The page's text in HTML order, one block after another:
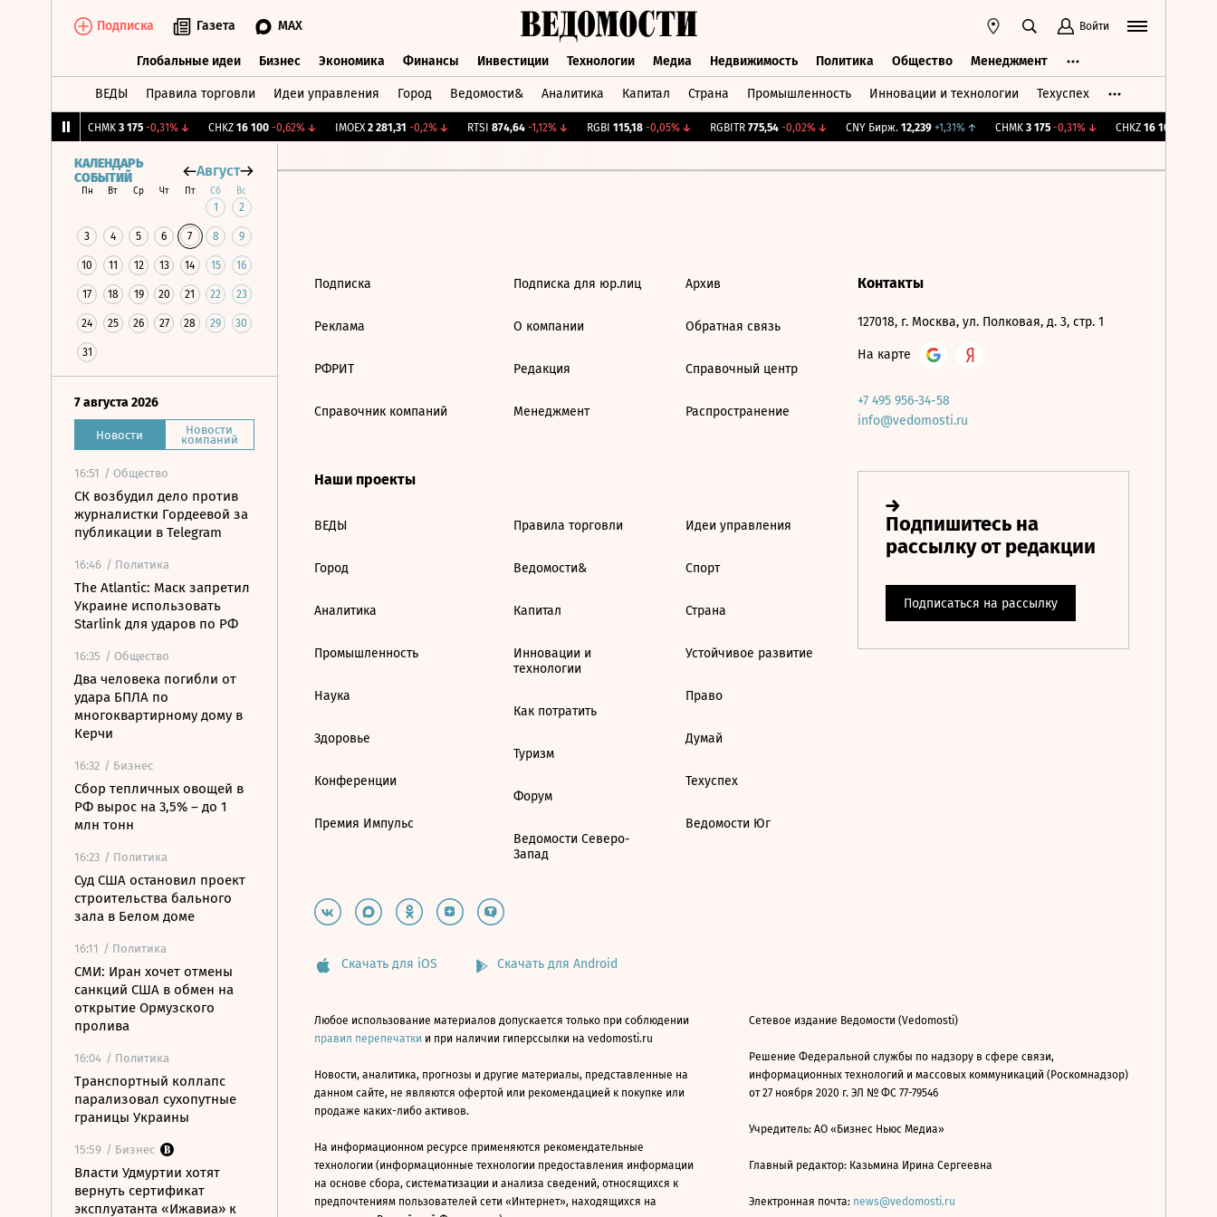
Подписка Газета MAX Войти
Глобальные идеи Бизнес Экономика Финансы Инвестиции Технологии Медиа Недвижимость Политика Общество Менеджмент
ВЕДЫ Правила торговли Идеи управления Город Ведомости& Аналитика Капитал Страна Промышленность Инновации и технологии Техуспех
CHMK 3 175 -0,31%↓ CHKZ 16 100 -0,62%↓ IMOEX 2 281,31 -0,2%↓ RTSI 874,64 -1,12%↓ RGBI 115,18 -0,05%↓ RGBITR 775,54 -0,02%↓ CNY Бирж. 12,239 +1,31%↑ CHMK 3 175 -0,31%↓ CHKZ 16 100
КАЛЕНДАРЬ
СОБЫТИЙ
Август
Пн Вт Ср Чт Пт Сб Вс
1 2
3 4 5 6 7 8 9
10 11 12 13 14 15 16
17 18 19 20 21 22 23
24 25 26 27 28 29 30
31
7 августа 2026
Новости Новости
компаний
16:51 / Общество
СК возбудил дело против
журналистки Гордеевой за
публикации в Telegram
16:46 / Политика
The Atlantic: Маск запретил
Украине использовать
Starlink для ударов по РФ
16:35 / Общество
Два человека погибли от
удара БПЛА по
многоквартирному дому в
Керчи
16:32 / Бизнес
Сбор тепличных овощей в
РФ вырос на 3,5% – до 1
млн тонн
16:23 / Политика
Суд США остановил проект
строительства бального
зала в Белом доме
16:11 / Политика
СМИ: Иран хочет отмены
санкций США в обмен на
открытие Ормузского
пролива
16:04 / Политика
Транспортный коллапс
парализовал сухопутные
границы Украины
15:59 / Бизнес
Власти Удмуртии хотят
вернуть сертификат
эксплуатанта «Ижавиа» к
Подписка
Реклама
РФРИТ
Справочник компаний
Подписка для юр.лиц
О компании
Редакция
Менеджмент
Архив
Обратная связь
Справочный центр
Распространение
Наши проекты
ВЕДЫ
Город
Аналитика
Промышленность
Наука
Здоровье
Конференции
Премия Импульс
Правила торговли
Ведомости&
Капитал
Инновации и
технологии
Как потратить
Туризм
Форум
Ведомости Северо-
Запад
Идеи управления
Спорт
Страна
Устойчивое развитие
Право
Думай
Техуспех
Ведомости Юг
Контакты
127018, г. Москва, ул. Полковая, д. 3, стр. 1
На карте
+7 495 956-34-58
info@vedomosti.ru
Скачать для iOS Скачать для Android
Любое использование материалов допускается только при соблюдении
правил перепечатки и при наличии гиперссылки на vedomosti.ru
Новости, аналитика, прогнозы и другие материалы, представленные на
данном сайте, не являются офертой или рекомендацией к покупке или
продаже каких-либо активов.
На информационном ресурсе применяются рекомендательные
технологии (информационные технологии предоставления информации
на основе сбора, систематизации и анализа сведений, относящихся к
предпочтениям пользователей сети «Интернет», находящихся на
Сетевое издание Ведомости (Vedomosti)
Решение Федеральной службы по надзору в сфере связи,
информационных технологий и массовых коммуникаций (Роскомнадзор)
от 27 ноября 2020 г. ЭЛ № ФС 77-79546
Учредитель: АО «Бизнес Ньюс Медиа»
Главный редактор: Казьмина Ирина Сергеевна
Электронная почта: news@vedomosti.ru